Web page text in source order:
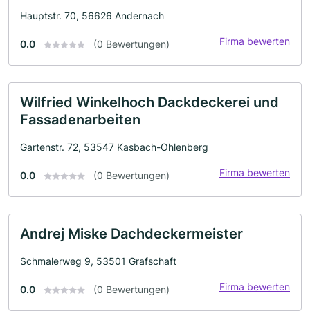
Hauptstr. 70, 56626 Andernach
0.0 (0 Bewertungen) Firma bewerten
Wilfried Winkelhoch Dackdeckerei und
Fassadenarbeiten
Gartenstr. 72, 53547 Kasbach-Ohlenberg
0.0 (0 Bewertungen) Firma bewerten
Andrej Miske Dachdeckermeister
Schmalerweg 9, 53501 Grafschaft
0.0 (0 Bewertungen) Firma bewerten